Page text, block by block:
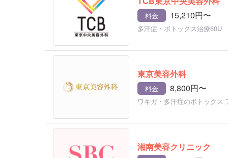
料金 15,210円〜
多汗症・ボトックス治療60U
東京美容外科
料金 8,800円〜
ワキガ・多汗症のボトックス
湘南美容クリニック